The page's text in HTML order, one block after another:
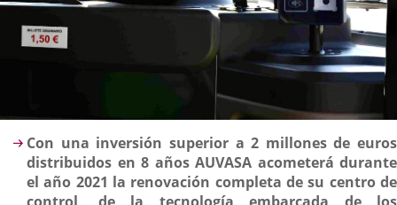
Descripción
Con una inversión superior a 2 millones de euros
distribuidos en 8 años AUVASA acometerá durante
el año 2021 la renovación completa de su centro de